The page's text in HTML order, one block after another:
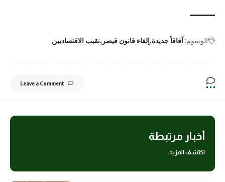
الوسوم: آفاقاً جديدة إلغاء قانون قيصر نقيب الاقتصاديين
Leave a Comment
أخبار مرتبطة
اكتشف المزيد..